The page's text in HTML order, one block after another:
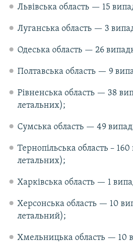
Львівська область — 15
Луганська область — 3
Одеська область — 26
Полтавська область — 9
Рівненська область — 38
летальних);
Сумська область — 49
Тернопільська область –
летальних);
Харківська область — 1
Херсонська область — 10
летальний);
Хмельницька область — 10